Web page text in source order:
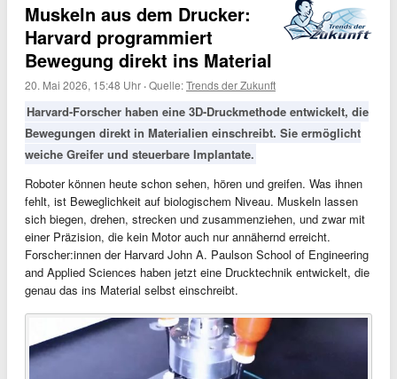
Muskeln aus dem Drucker:
Harvard programmiert
Bewegung direkt ins Material
20. Mai 2026, 15:48 Uhr ·Quelle:Trends der Zukunft
Harvard-Forscher haben eine 3D-Druckmethode entwickelt, die
Bewegungen direkt in Materialien einschreibt. Sie ermöglicht
weiche Greifer und steuerbare Implantate.
Roboter können heute schon sehen, hören und greifen. Was ihnen
fehlt, ist Beweglichkeit auf biologischem Niveau. Muskeln lassen
sich biegen, drehen, strecken und zusammenziehen, und zwar mit
einer Präzision, die kein Motor auch nur annähernd erreicht.
Forscher:innen der Harvard John A. Paulson School of Engineering
and Applied Sciences haben jetzt eine Drucktechnik entwickelt, die
genau das ins Material selbst einschreibt.